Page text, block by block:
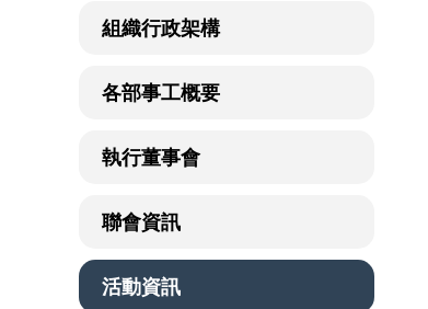
組織行政架構
各部事工概要
執行董事會
聯會資訊
活動資訊